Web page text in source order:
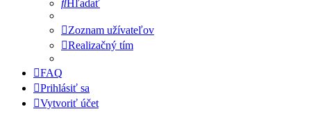
Hľadať
Zoznam užívateľov
Realizačný tím
FAQ
Prihlásiť sa
Vytvoriť účet